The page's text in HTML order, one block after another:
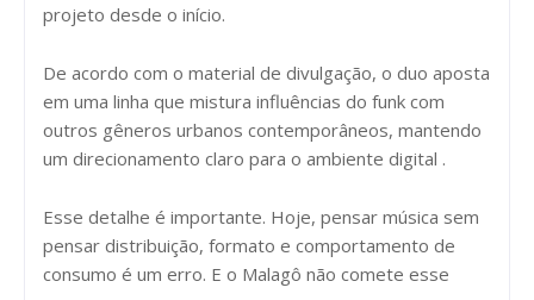
projeto desde o início.
De acordo com o material de divulgação, o duo aposta
em uma linha que mistura influências do funk com
outros gêneros urbanos contemporâneos, mantendo
um direcionamento claro para o ambiente digital .
Esse detalhe é importante. Hoje, pensar música sem
pensar distribuição, formato e comportamento de
consumo é um erro. E o Malagô não comete esse